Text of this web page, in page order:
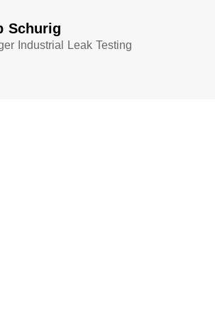
Schurig
Industrial Leak Testing